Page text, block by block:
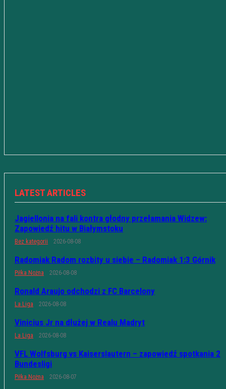
LATEST ARTICLES
Jagiellonia na fali kontra głodny przełamania Widzew:
Zapowiedź hitu w Białymstoku
Bez kategorii 2026-08-08
Radomiak Radom rozbity u siebie – Radomiak 1:3 Górnik
Piłka Nożna 2026-08-08
Ronald Araujo odchodzi z FC Barcelony
La Liga 2026-08-08
Vinicius Jr na dłużej w Realu Madryt
La Liga 2026-08-08
VFL Wolfsburg vs Kaiserslautern – zapowiedź spotkania 2
Bundesligi
Piłka Nożna 2026-08-07